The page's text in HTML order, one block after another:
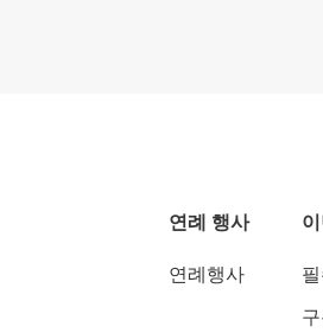
연례 행사
연례행사